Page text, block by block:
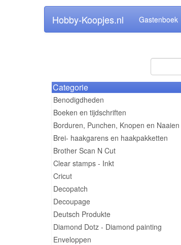
Hobby-Koopjes.nl Gastenboek
Categorie
Benodigdheden
Boeken en tijdschriften
Borduren, Punchen, Knopen en Naaien
Brei- haakgarens en haakpakketten
Brother Scan N Cut
Clear stamps - Inkt
Cricut
Decopatch
Decoupage
Deutsch Produkte
Diamond Dotz - Diamond painting
Enveloppen